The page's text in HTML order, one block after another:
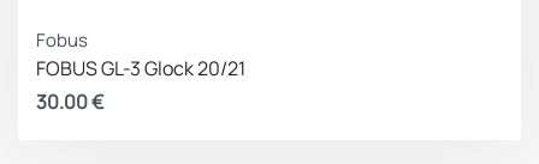
Fobus
FOBUS GL-3 Glock 20/21
30.00€